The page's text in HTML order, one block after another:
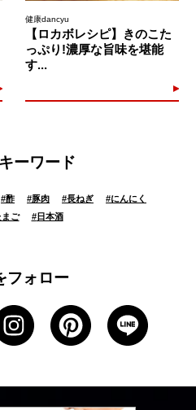
健康dancyu
【ロカボレシピ】きのこた
っぷり!濃厚な旨味を堪能
す...
ーワード
#酢 #豚肉 #長ねぎ #にんにく
ご #日本酒
フォロー